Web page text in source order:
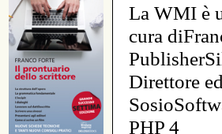
La WMI è
cura
Direttore
PHP 4